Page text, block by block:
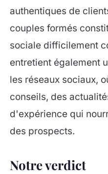
authentiques de
couples formés
sociale difficilement
entretient également
les réseaux sociaux,
conseils, des
d'expérience qui
des prospects.
Notre verdict